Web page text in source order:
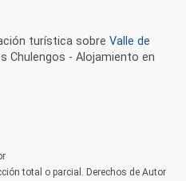
turística sobre Valle de
Chulengos - Alojamiento en
total o parcial. Derechos de Autor